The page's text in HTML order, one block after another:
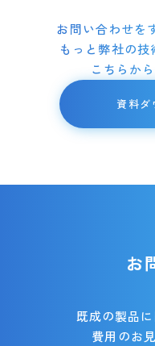
お問い合わせを
もっと弊社の技
こちらか
資料ダ
お
既成の製品
費用のお